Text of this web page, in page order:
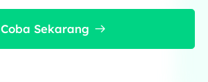
Coba Sekarang